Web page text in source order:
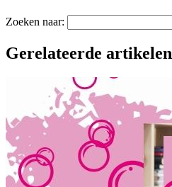
Zoeken naar:
Gerelateerde artikelen